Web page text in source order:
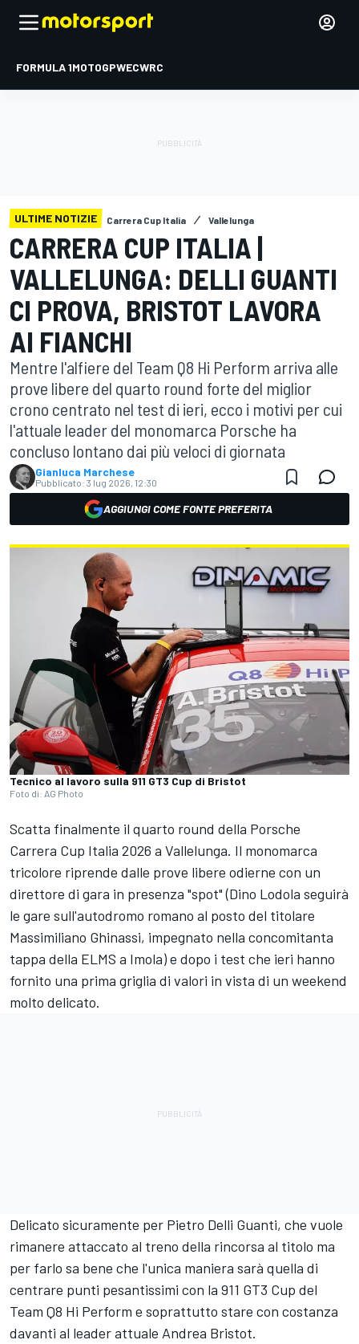
FORMULA 1MOTOGPWECWRC
ULTIME NOTIZIE Carrera Cup Italia Vallelunga
CARRERA CUP ITALIA |
VALLELUNGA: DELLI GUANTI
CI PROVA, BRISTOT LAVORA
AI FIANCHI
Mentre l'alfiere del Team Q8 Hi Perform arriva alle
prove libere del quarto round forte del miglior
crono centrato nel test di ieri, ecco i motivi per cui
l'attuale leader del monomarca Porsche ha
concluso lontano dai più veloci di giornata
Gianluca Marchese
Pubblicato: 3 lug 2026, 12:30
AGGIUNGI COME FONTE PREFERITA
Tecnico al lavoro sulla 911 GT3 Cup di Bristot
Foto di: AG Photo
Scatta finalmente il quarto round della Porsche
Carrera Cup Italia 2026 a Vallelunga. Il monomarca
tricolore riprende dalle prove libere odierne con un
direttore di gara in presenza "spot" (Dino Lodola seguirà
le gare sull'autodromo romano al posto del titolare
Massimiliano Ghinassi, impegnato nella concomitanta
tappa della ELMS a Imola) e dopo i test che ieri hanno
fornito una prima griglia di valori in vista di un weekend
molto delicato.
Delicato sicuramente per Pietro Delli Guanti, che vuole
rimanere attaccato al treno della rincorsa al titolo ma
per farlo sa bene che l'unica maniera sarà quella di
centrare punti pesantissimi con la 911 GT3 Cup del
Team Q8 Hi Perform e soprattutto stare con costanza
davanti al leader attuale Andrea Bristot.